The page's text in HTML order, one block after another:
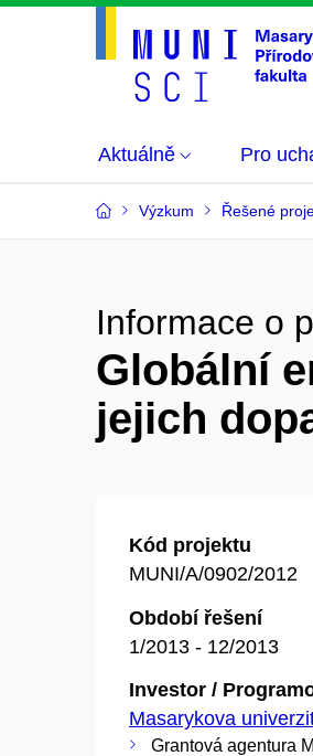
Aktuálně Pro
Výzkum Řešené
Informace o
Globální
jejich
Kód projektu
MUNI/A/0902/2012
Období řešení
1/2013 - 12/2013
Investor /
Masarykova
Grantová agentura